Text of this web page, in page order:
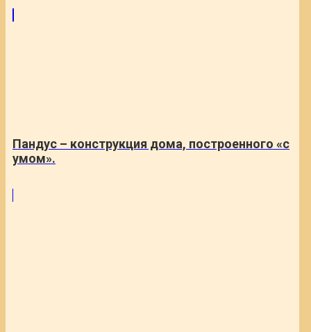
Пандус – конструкция дома, построенного «с
умом».